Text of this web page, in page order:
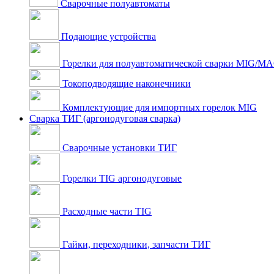
Сварочные полуавтоматы
Подающие устройства
Горелки для полуавтоматической сварки MIG/
Токоподводящие наконечники
Комплектующие для импортных горелок MIG
Сварка ТИГ (аргонодуговая сварка)
Сварочные установки ТИГ
Горелки TIG аргонодуговые
Расходные части TIG
Гайки, переходники, запчасти ТИГ